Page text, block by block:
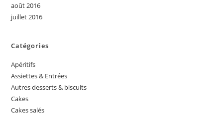
août 2016
juillet 2016
Catégories
Apéritifs
Assiettes & Entrées
Autres desserts & biscuits
Cakes
Cakes salés